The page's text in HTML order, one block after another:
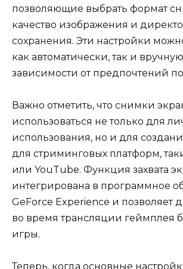
позволяющие выбрать формат
качество изображения и
сохранения. Эти настройки
как автоматически, так и
зависимости от предпочтений
Важно отметить, что снимки
использоваться не только для
использования, но и для
для стриминговых платформ,
или YouTube. Функция захвата
интегрирована в программное
GeForce Experience и позволяет
во время трансляции геймплея
игры.
Теперь, когда основные